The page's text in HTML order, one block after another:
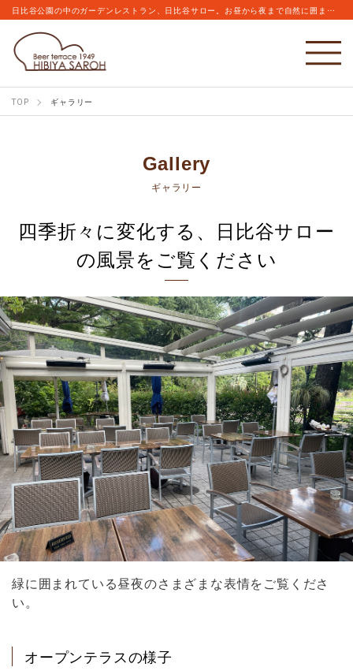
日比谷公園の中のガーデンレストラン、日比谷サロー。お昼から夜まで自然に囲まれながらこだわりのビールとお食事をお楽しみください。
TOP ギャラリー
Gallery
ギャラリー
四季折々に変化する、日比谷サロー
の風景をご覧ください
緑に囲まれている昼夜のさまざまな表情をご覧くださ
い。
オープンテラスの様子